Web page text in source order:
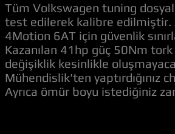
Tüm Volkswagen tuning
test edilerek kalibre edilmiştir.
4Motion 6AT için güvenlik
Kazanılan 41hp güç 50Nm tork
değişiklik kesinlikle
Mühendislik'ten yaptırdığınız
Ayrıca ömür boyu istediğiniz